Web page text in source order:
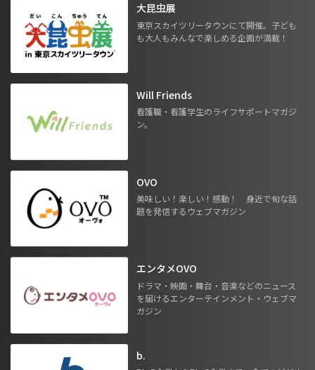
大昆虫展
東京スカイツリータウンにて開催。子ども
も大人もみんなで楽しめる企画が満載！
Will Friends
看護職・看護学生のライフサポートマガジ
ン。
OVO
美味しい！楽しい！感動！ 身近で旬な話
題を発信するウェブマガジン
エンタメOVO
ドラマ・映画・舞台・音楽などのニュース
を届けるエンターテインメント・ウェブマ
ガジン
b.